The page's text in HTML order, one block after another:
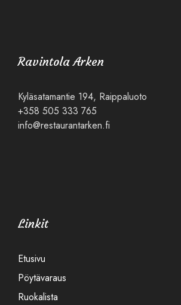
Ravintola Arken
Kyläsatamantie 194, Raippaluoto
+358 505 333 765
info@restaurantarken.fi
Linkit
Etusivu
Pöytävaraus
Ruokalista